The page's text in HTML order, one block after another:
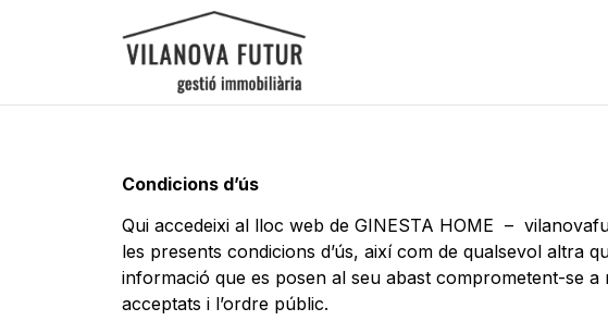
Condicions d’ús
Qui accedeixi al lloc web de GINESTA HOME –
les presents condicions d’ús, així com de qualsevol altra
informació que es posen al seu abast comprometent-se
acceptats i l’ordre públic.